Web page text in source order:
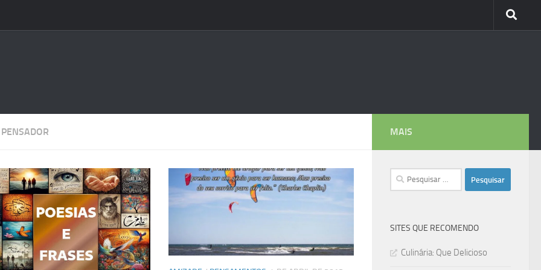
PENSADOR MAIS
Pesquisar
por:
SITES QUE RECOMENDO
Culinária: Que Delicioso